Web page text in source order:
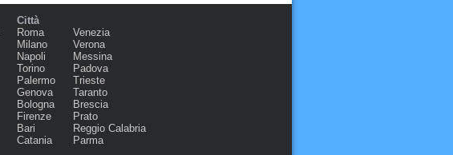
Città
Roma
Milano
Napoli
Torino
Palermo
Genova
Bologna
Firenze
Bari
Catania
Venezia
Verona
Messina
Padova
Trieste
Taranto
Brescia
Prato
Reggio Calabria
Parma